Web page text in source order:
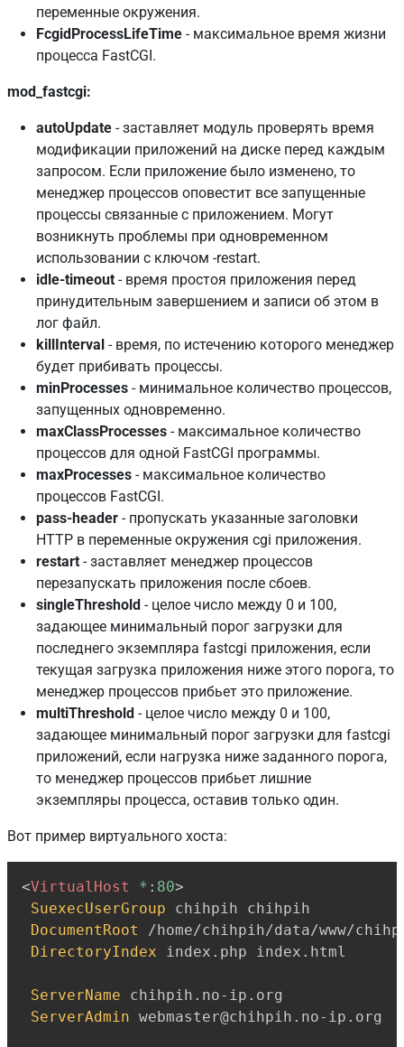
переменные окружения.
FcgidProcessLifeTime - максимальное время жизни
процесса FastCGI.
mod_fastcgi:
autoUpdate - заставляет модуль проверять время
модификации приложений на диске перед каждым
запросом. Если приложение было изменено, то
менеджер процессов оповестит все запущенные
процессы связанные с приложением. Могут
возникнуть проблемы при одновременном
использовании с ключом -restart.
idle-timeout - время простоя приложения перед
принудительным завершением и записи об этом в
лог файл.
killInterval - время, по истечению которого менеджер
будет прибивать процессы.
minProcesses - минимальное количество процессов,
запущенных одновременно.
maxClassProcesses - максимальное количество
процессов для одной FastCGI программы.
maxProcesses - максимальное количество
процессов FastCGI.
pass-header - пропускать указанные заголовки
HTTP в переменные окружения cgi приложения.
restart - заставляет менеджер процессов
перезапускать приложения после сбоев.
singleThreshold - целое число между 0 и 100,
задающее минимальный порог загрузки для
последнего экземпляра fastcgi приложения, если
текущая загрузка приложения ниже этого порога, то
менеджер процессов прибьет это приложение.
multiThreshold - целое число между 0 и 100,
задающее минимальный порог загрузки для fastcgi
приложений, если нагрузка ниже заданного порога,
то менеджер процессов прибьет лишние
экземпляры процесса, оставив только один.
Вот пример виртуального хоста:
<VirtualHost * : 80>
SuexecUserGroup chihpih chihpih
DocumentRoot
/home/chihpih/data/www/
DirectoryIndex index.php index.html
ServerName chihpih.no-ip.org
ServerAdmin webmaster@chihpih.no-ip.org